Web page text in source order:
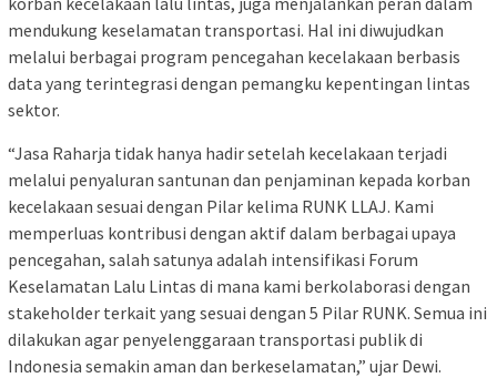
mendukung keselamatan transportasi. Hal ini diwujudkan
melalui berbagai program pencegahan kecelakaan berbasis
data yang terintegrasi dengan pemangku kepentingan lintas
sektor.
“Jasa Raharja tidak hanya hadir setelah kecelakaan terjadi
melalui penyaluran santunan dan penjaminan kepada korban
kecelakaan sesuai dengan Pilar kelima RUNK LLAJ. Kami
memperluas kontribusi dengan aktif dalam berbagai upaya
pencegahan, salah satunya adalah intensifikasi Forum
Keselamatan Lalu Lintas di mana kami berkolaborasi dengan
stakeholder terkait yang sesuai dengan 5 Pilar RUNK. Semua ini
dilakukan agar penyelenggaraan transportasi publik di
Indonesia semakin aman dan berkeselamatan,” ujar Dewi.